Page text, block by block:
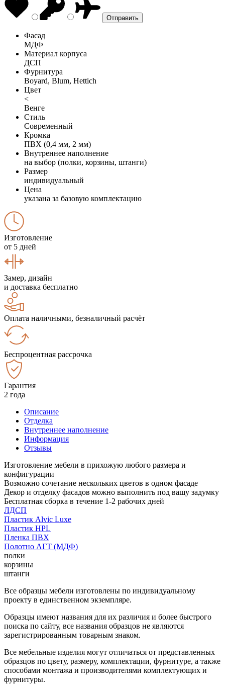
Фасад
МДФ
Материал корпуса
ДСП
Фурнитура
Boyard, Blum, Hettich
Цвет
<
Венге
Стиль
Современный
Кромка
ПВХ (0,4 мм, 2 мм)
Внутреннее наполнение
на выбор (полки, корзины, штанги)
Размер
индивидуальный
Цена
указана за базовую комплектацию
Изготовление
от 5 дней
Замер, дизайн
и доставка бесплатно
Оплата наличными, безналичный расчёт
Беспроцентная рассрочка
Гарантия
2 года
Описание
Отделка
Внутреннее наполнение
Информация
Отзывы
Изготовление мебели в прихожую любого размера и
конфигурации
Возможно сочетание нескольких цветов в одном фасаде
Декор и отделку фасадов можно выполнить под вашу задумку
Бесплатная сборка в течение 1-2 рабочих дней
ЛДСП
Пластик Alvic Luxe
Пластик HPL
Пленка ПВХ
Полотно АГТ (МДФ)
полки
корзины
штанги
Все образцы мебели изготовлены по индивидуальному
проекту в единственном экземпляре.
Образцы имеют названия для их различия и более быстрого
поиска по сайту, все названия образцов не являются
зарегистрированным товарным знаком.
Все мебельные изделия могут отличаться от представленных
образцов по цвету, размеру, комплектации, фурнитуре, а также
способами монтажа и производителями комплектующих и
фурнитуры.